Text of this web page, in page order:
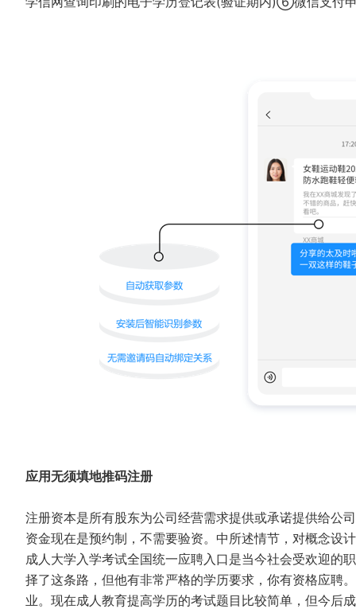
应用无须填地推码注册
注册资本是所有股东为公司经营需求提供或承诺提供给公
资金现在是预约制，不需要验资。中所述情节，对概念设
成人大学入学考试全国统一应聘入口是当今社会受欢迎的
择了这条路，但他有非常严格的学历要求，你有资格应聘
业。现在成人教育提高学历的考试题目比较简单，但今后